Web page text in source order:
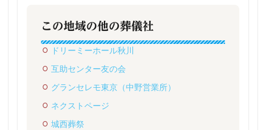
この地域の他の葬儀社
ドリーミーホール秋川
互助センター友の会
グランセレモ東京（中野営業所）
ネクストページ
城西葬祭